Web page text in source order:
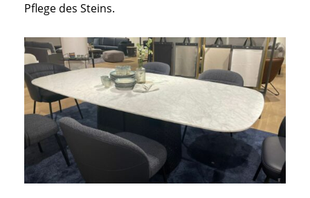
Pflege des Steins.